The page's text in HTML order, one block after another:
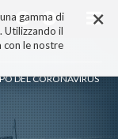
×
gamma di
Utilizzando il
con le nostre
DEL CORONAVIRUS